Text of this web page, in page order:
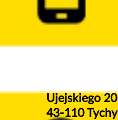
Ujejskiego 20
43-110 Tychy